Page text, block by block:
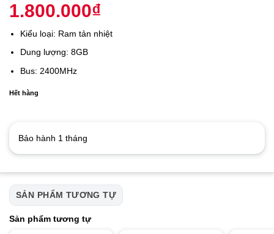
1.800.000₫
Kiểu loại: Ram tản nhiệt
Dung lượng: 8GB
Bus: 2400MHz
Hết hàng
Bảo hành 1 tháng
SẢN PHẨM TƯƠNG TỰ
Sản phẩm tương tự